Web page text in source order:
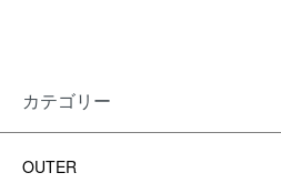
カテゴリー
OUTER